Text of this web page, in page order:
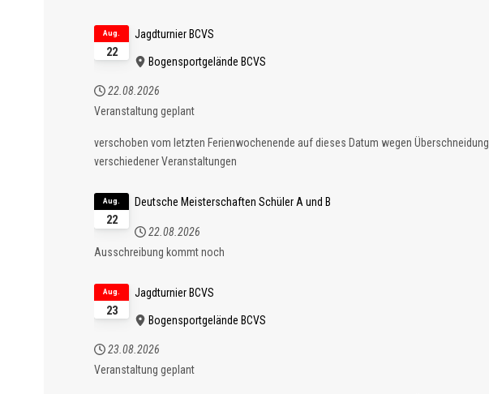
22
Aug. Jagdturnier BCVS
Bogensportgelände BCVS
22.08.2026
Veranstaltung geplant
verschoben vom letzten Ferienwochenende auf dieses Datum wegen Überschneidung
verschiedener Veranstaltungen
22
Aug. Deutsche Meisterschaften Schüler A und B
22.08.2026
Ausschreibung kommt noch
23
Aug. Jagdturnier BCVS
Bogensportgelände BCVS
23.08.2026
Veranstaltung geplant